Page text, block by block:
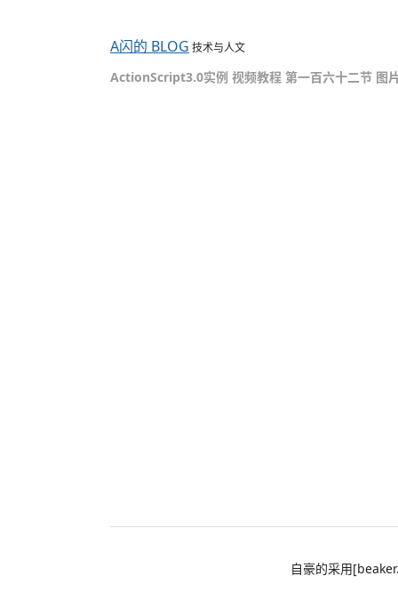
A闪的 BLOG 技术与人文
ActionScript3.0实例 视频教程 第一百六十二节 图
自豪的采用